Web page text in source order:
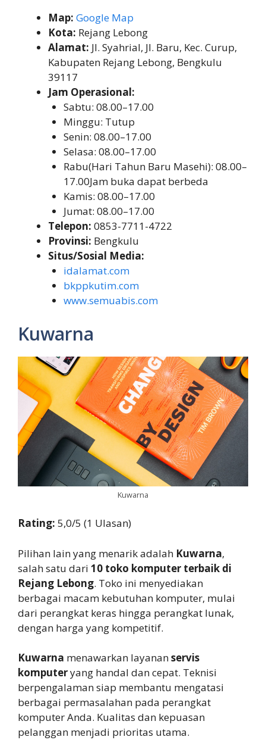
Map: Google Map
Kota: Rejang Lebong
Alamat: Jl. Syahrial, Jl. Baru, Kec. Curup,
Kabupaten Rejang Lebong, Bengkulu
39117
Jam Operasional:
Sabtu: 08.00–17.00
Minggu: Tutup
Senin: 08.00–17.00
Selasa: 08.00–17.00
Rabu(Hari Tahun Baru Masehi): 08.00–
17.00Jam buka dapat berbeda
Kamis: 08.00–17.00
Jumat: 08.00–17.00
Telepon: 0853-7711-4722
Provinsi: Bengkulu
Situs/Sosial Media:
idalamat.com
bkppkutim.com
www.semuabis.com
Kuwarna
Kuwarna
Rating: 5,0/5 (1 Ulasan)
Pilihan lain yang menarik adalah Kuwarna,
salah satu dari 10 toko komputer terbaik di
Rejang Lebong. Toko ini menyediakan
berbagai macam kebutuhan komputer, mulai
dari perangkat keras hingga perangkat lunak,
dengan harga yang kompetitif.
Kuwarna menawarkan layananservis
komputeryang handal dan cepat. Teknisi
berpengalaman siap membantu mengatasi
berbagai permasalahan pada perangkat
komputer Anda. Kualitas dan kepuasan
pelanggan menjadi prioritas utama.